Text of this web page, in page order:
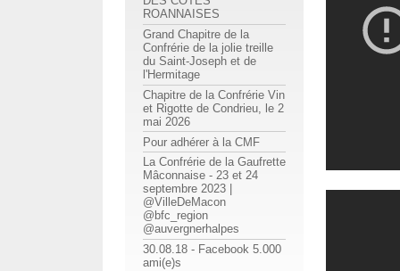
ROANNAISES
Grand Chapitre de la
Confrérie de la jolie treille
du Saint-Joseph et de
l'Hermitage
Chapitre de la Confrérie Vin
et Rigotte de Condrieu, le 2
mai 2026
Pour adhérer à la CMF
La Confrérie de la Gaufrette
Mâconnaise - 23 et 24
septembre 2023 |
@VilleDeMacon
@bfc_region
@auvergnerhalpes
30.08.18 - Facebook 5.000
ami(e)s